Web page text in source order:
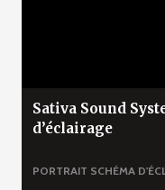
Sativa Sound
d’éclairage
PORTRAIT SCHÉMA